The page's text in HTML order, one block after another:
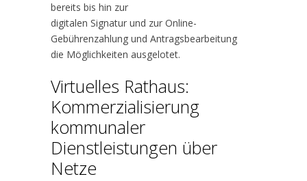
bereits bis hin zur
digitalen Signatur und zur Online-
Gebührenzahlung und Antragsbearbeitung
die Möglichkeiten ausgelotet.
Virtuelles Rathaus:
Kommerzialisierung
kommunaler
Dienstleistungen über
Netze